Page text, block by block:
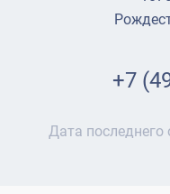
+7
Дата последнего